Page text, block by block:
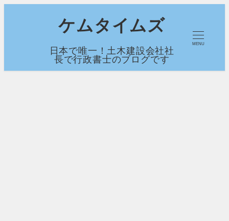
コ
ケムタイムズ
日本で唯一！土木建設会社社
長で行政書士のブログです
MENU